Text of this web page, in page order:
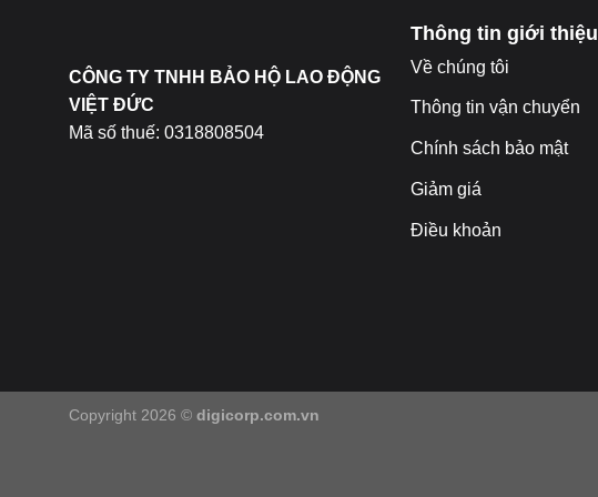
CÔNG TY TNHH BẢO HỘ LAO ĐỘNG
VIỆT ĐỨC
Mã số thuế: 0318808504
Thông tin giới thiệu
Về chúng tôi
Thông tin vận chuyển
Chính sách bảo mật
Giảm giá
Điều khoản
Copyright 2026 © digicorp.com.vn